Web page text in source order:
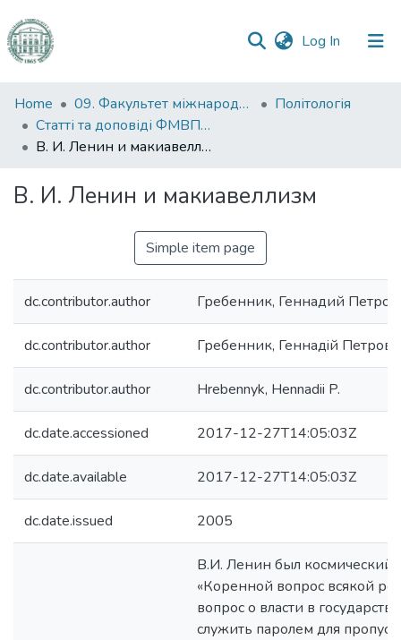
Log In (current)
Communities
&
Collections
Home 09. Факультет міжнародних відносин, політології та соціології
Політологія
Статті та доповіді ФМВПС (Політологія)
В. И. Ленин и макиавеллизм
В. И. Ленин и макиавеллизм
Simple item page
dc.contributor.author Гребенник, Геннадий
dc.contributor.author Гребенник, Геннадiй
dc.contributor.author Hrebennyk, Hennadii P.
dc.date.accessioned 2017-12-27T14:05:03Z
dc.date.available 2017-12-27T14:05:03Z
dc.date.issued 2005
В.И. Ленин был космический
«Коренной вопрос всякой
вопрос o власти в
служить паролем для